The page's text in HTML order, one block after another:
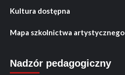
Kultura dostępna
Mapa szkolnictwa artystycznego
Nadzór pedagogiczny